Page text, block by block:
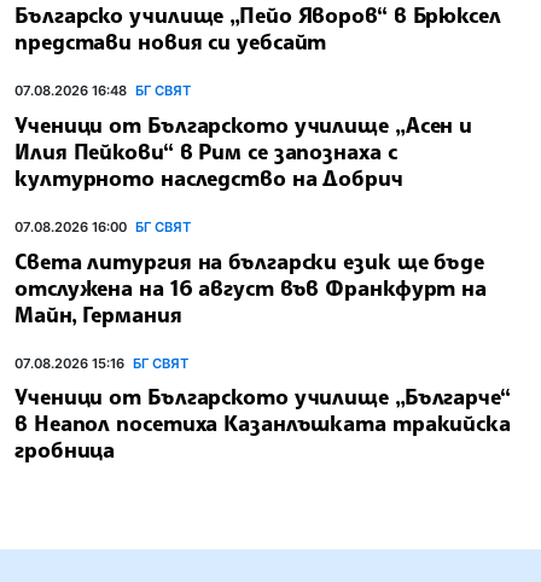
Българско училище „Пейо Яворов“ в Брюксел
представи новия си уебсайт
07.08.2026 16:48 БГ СВЯТ
Ученици от Българското училище „Асен и
Илия Пейкови“ в Рим се запознаха с
културното наследство на Добрич
07.08.2026 16:00 БГ СВЯТ
Света литургия на български език ще бъде
отслужена на 16 август във Франкфурт на
Майн, Германия
07.08.2026 15:16 БГ СВЯТ
Ученици от Българското училище „Българче“
в Неапол посетиха Казанлъшката тракийска
гробница